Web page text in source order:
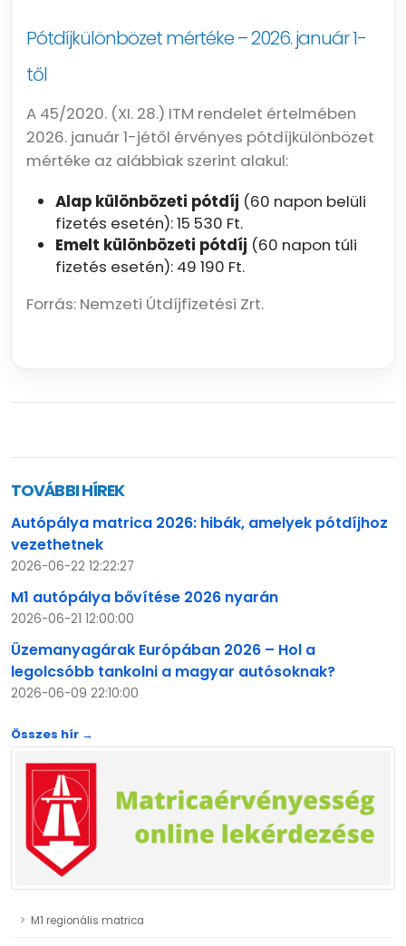
Pótdíjkülönbözet mértéke – 2026. január 1-
től
A 45/2020. (XI. 28.) ITM rendelet értelmében
2026. január 1-jétől érvényes pótdíjkülönbözet
mértéke az alábbiak szerint alakul:
Alap különbözeti pótdíj (60 napon belüli
fizetés esetén): 15 530 Ft.
Emelt különbözeti pótdíj (60 napon túli
fizetés esetén): 49 190 Ft.
Forrás: Nemzeti Útdíjfizetési Zrt.
TOVÁBBI HÍREK
Autópálya matrica 2026: hibák, amelyek pótdíjhoz
vezethetnek
2026-06-22 12:22:27
M1 autópálya bővítése 2026 nyarán
2026-06-21 12:00:00
Üzemanyagárak Európában 2026 – Hol a
legolcsóbb tankolni a magyar autósoknak?
2026-06-09 22:10:00
Összes hír →
M1 regionális matrica